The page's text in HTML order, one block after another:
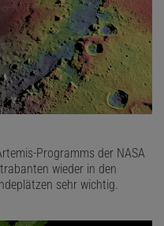
Programms der NASA
wieder in den
sehr wichtig.